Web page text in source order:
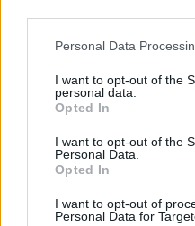
Personal Data
I want to opt-out of the
personal data.
Opted In
I want to opt-out of the
Personal Data.
Opted In
I want to opt-out of
Personal Data for
Κιλκίς: Καθυστερήσεις
16:06
Έβρος: Πυρκαγιά στη
Κινητοποιήθηκαν εναέρια